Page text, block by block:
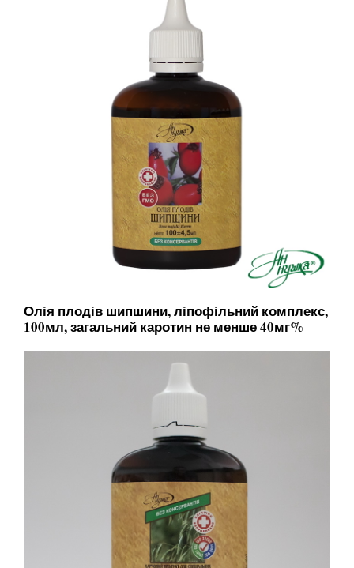
Олія плодів шипшини, ліпофільний комплекс,
100мл, загальний каротин не менше 40мг%